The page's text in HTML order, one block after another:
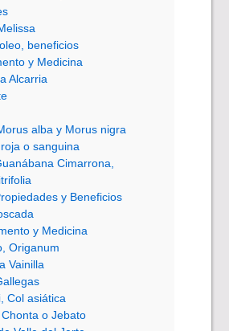
beneficios
y Medicina
Alcarria
alba y Morus nigra
o sanguina
Cimarrona,
y Beneficios
y Medicina
Origanum
Vainilla
Col asiática
o Jebato